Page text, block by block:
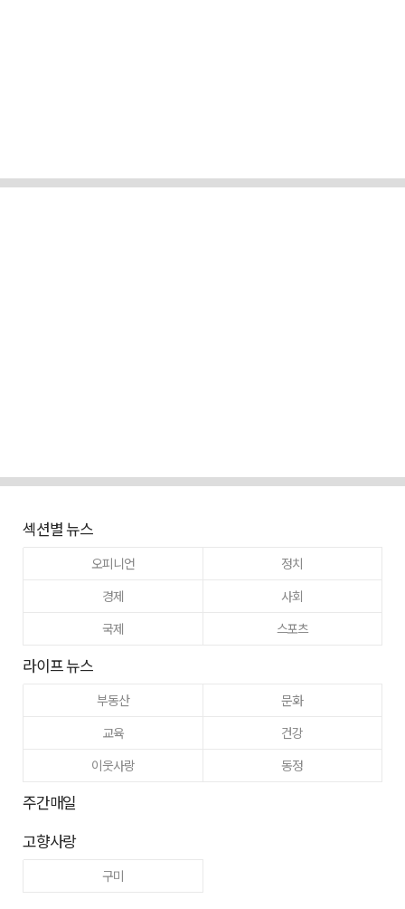
섹션별 뉴스
오피니언
정치
경제
사회
국제
스포츠
라이프 뉴스
부동산
문화
교육
건강
이웃사랑
동정
주간매일
고향사랑
구미